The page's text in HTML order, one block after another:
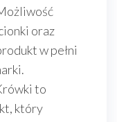
oraz
w pełni
to
który